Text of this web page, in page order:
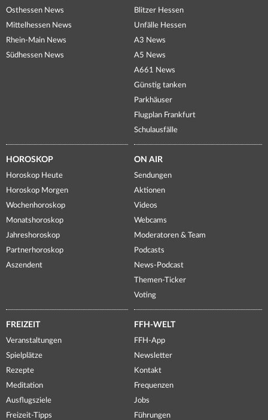
Osthessen News
Mittelhessen News
Rhein-Main News
Südhessen News
Blitzer Hessen
Unfälle Hessen
A3 News
A5 News
A661 News
Günstig tanken
Parkhäuser
Flugplan Frankfurt
Schulausfälle
HOROSKOP
Horoskop Heute
Horoskop Morgen
Wochenhoroskop
Monatshoroskop
Jahreshoroskop
Partnerhoroskop
Aszendent
ON AIR
Sendungen
Aktionen
Videos
Webcams
Moderatoren & Team
Podcasts
News-Podcast
Themen-Ticker
Voting
FREIZEIT
Veranstaltungen
Spielplätze
Rezepte
Meditation
Ausflugsziele
Freizeit-Tipps
FFH-WELT
FFH-App
Newsletter
Kontakt
Frequenzen
Jobs
Führungen